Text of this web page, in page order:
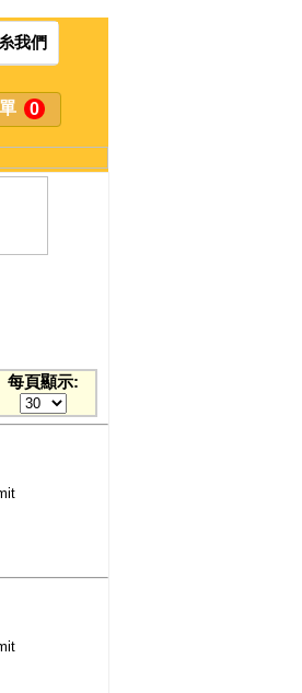
我們
0
每頁顯示: